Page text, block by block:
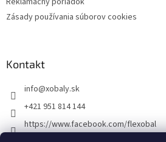
Zásady používania súborov cookies
Kontakt
info@xobaly.sk
+421 951 814 144
https://www.facebook.com/flexobal